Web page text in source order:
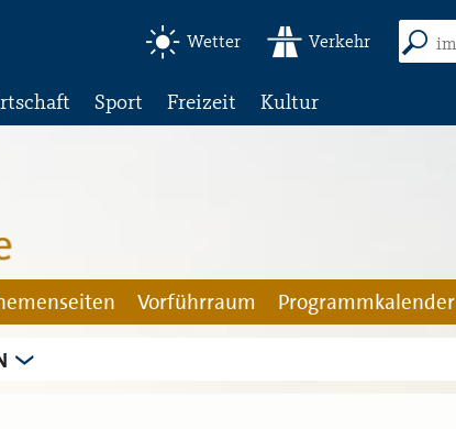
Wetter Verkehr
Sport Freizeit Kultur
Vorführraum Programmkalender